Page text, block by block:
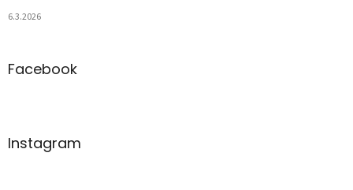
6.3.2026
Facebook
Instagram